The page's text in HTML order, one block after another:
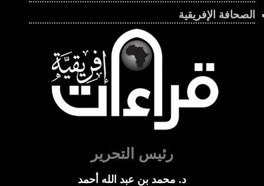
الصحافة الإفريقية
رئيس التحرير
د. محمد بن عبد الله أحمد